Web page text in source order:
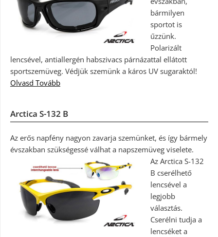
bármilyen
sportot is
űzzünk.
Polarizált
lencsével, antiallergén habszivacs párnázattal ellátott
sportszemüveg. Védjük szemünk a káros UV sugaraktól!
Olvasd Tovább
Arctica S-132 B
Az erős napfény nagyon zavarja szemünket, és így bármely
évszakban szükségessé válhat a napszemüveg viselete.
Az Arctica S-132
B cserélhető
lencsével a
legjobb
választás.
Cserélni tudja a
lencséket a